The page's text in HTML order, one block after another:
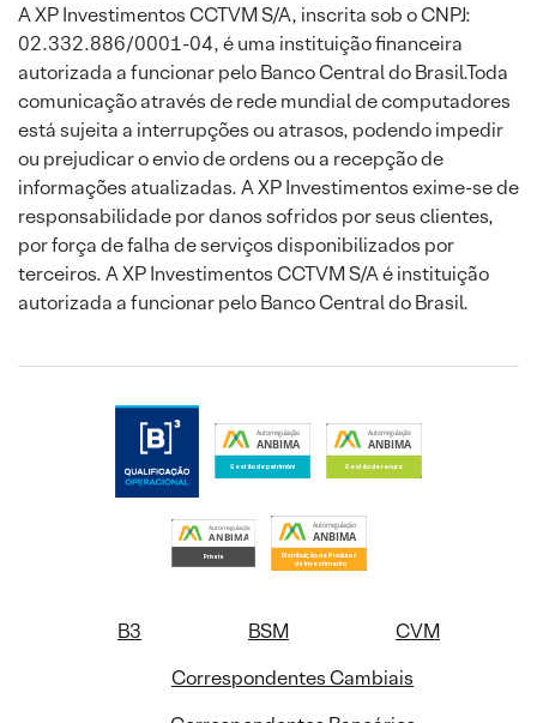
A XP Investimentos CCTVM S/A, inscrita sob o CNPJ:
02.332.886/0001-04, é uma instituição financeira
autorizada a funcionar pelo Banco Central do Brasil.Toda
comunicação através de rede mundial de computadores
está sujeita a interrupções ou atrasos, podendo impedir
ou prejudicar o envio de ordens ou a recepção de
informações atualizadas. A XP Investimentos exime-se de
responsabilidade por danos sofridos por seus clientes,
por força de falha de serviços disponibilizados por
terceiros. A XP Investimentos CCTVM S/A é instituição
autorizada a funcionar pelo Banco Central do Brasil.
B3 BSM
CVM
Correspondentes Cambiais